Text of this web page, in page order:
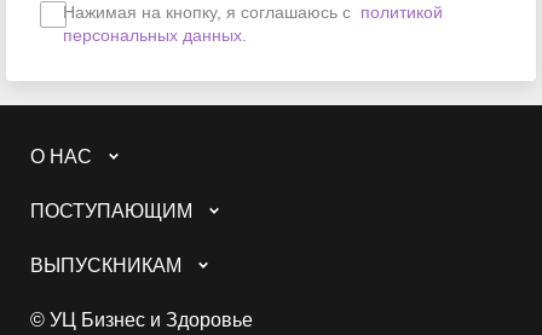
Нажимая на кнопку, я соглашаюсь с политикой
персональных данных.
О НАС
ПОСТУПАЮЩИМ
ВЫПУСКНИКАМ
© УЦ Бизнес и Здоровье